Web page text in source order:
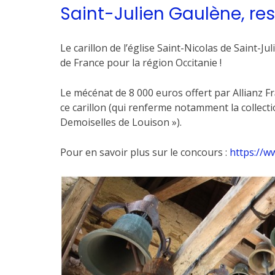
Saint-Julien Gaulène,
Le carillon de l’église Saint-Nicolas de Saint-
de France pour la région Occitanie !
Le mécénat de 8 000 euros offert par Allianz
ce carillon (qui renferme notamment la
Demoiselles de Louison »).
Pour en savoir plus sur le concours : https://